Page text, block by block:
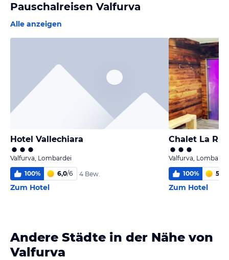
Pauschalreisen Valfurva
Alle anzeigen
Hotel Vallechiara
Valfurva, Lombardei
100% 6,0/6 4 Bew.
Zum Hotel
Chalet La
Valfurva,
100% 5
Zum Hotel
Andere Städte in der Nähe von
Valfurva